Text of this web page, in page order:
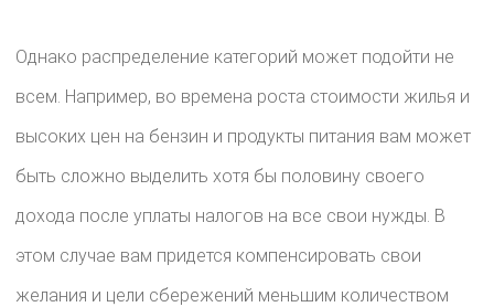
Однако распределение категорий может подойти не
всем. Например, во времена роста стоимости жилья и
высоких цен на бензин и продукты питания вам может
быть сложно выделить хотя бы половину своего
дохода после уплаты налогов на все свои нужды. В
этом случае вам придется компенсировать свои
желания и цели сбережений меньшим количеством